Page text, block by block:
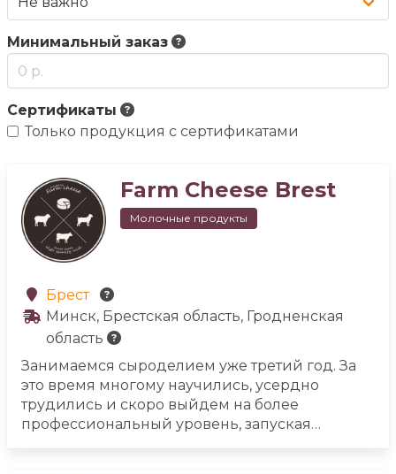
Минимальный заказ
Сертификаты
Только продукция с сертификатами
Farm Cheese Brest
Молочные продукты
Брест
Минск, Брестская область, Гродненская
область
Занимаемся сыроделием уже третий год. За
это время многому научились, усердно
трудились и скоро выйдем на более
профессиональный уровень, запуская